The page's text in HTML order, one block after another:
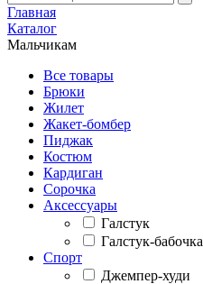
Главная
Каталог
Мальчикам
Все товары
Брюки
Жилет
Жакет-бомбер
Пиджак
Костюм
Кардиган
Сорочка
Аксессуары
Галстук
Галстук-бабочка
Спорт
Джемпер-худи